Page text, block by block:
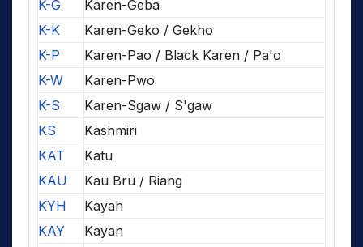
K-G
Karen-Geba
K-K
Karen-Geko / Gekho
K-P
Karen-Pao / Black Karen / Pa'o
K-W
Karen-Pwo
K-S
Karen-Sgaw / S'gaw
KS
Kashmiri
KAT
Katu
KAU
Kau Bru / Riang
KYH
Kayah
KAY
Kayan